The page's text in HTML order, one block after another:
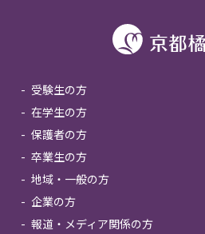
受験生の方
在学生の方
保護者の方
卒業生の方
地域・一般の方
企業の方
報道・メディア関係の方